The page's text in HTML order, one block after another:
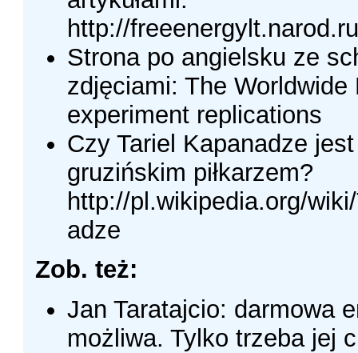
http://
Strona po angielsku ze
zdjęciami: The Worldwide
experiment replications
Czy Tariel Kapanadze
gruzińskim piłkarzem?
http://pl.wikipedia.org/
adze
Zob. też:
Jan Taratajcio: darmowa
możliwa. Tylko trzeba jej